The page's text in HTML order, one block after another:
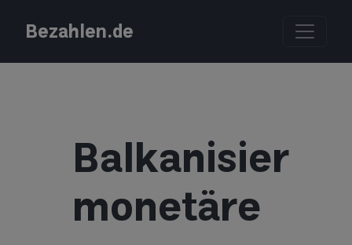
Bezahlen.de
monetäre